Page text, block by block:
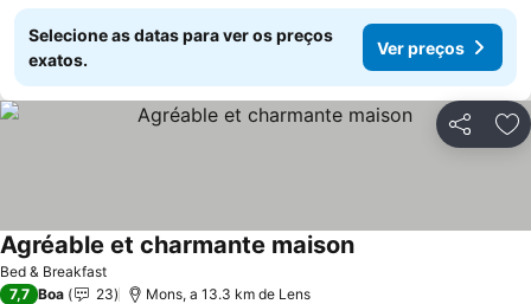
Selecione as datas para ver os preços
exatos.
Ver preços
Partilhar
Bed & Breakfast
Agréable et charmante maison
7,7 Boa 23 Mons, a 13.3 km de Lens